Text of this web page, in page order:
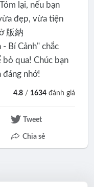
lại, nếu bạn
đẹp, vừa tiện
版納
Bí Cảnh" chắc
qua! Chúc bạn
đáng nhớ!
4.8 / 1634 đánh giá
Tweet
Chia sẻ